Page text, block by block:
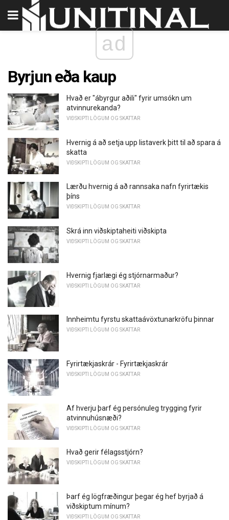
ad
Byrjun eða kaup
Hvað er "ábyrgur aðili" fyrir umsókn um
atvinnurekanda?
VIÐSKIPTI LÖGUM OG SKATTAR
Hvernig á að setja upp listaverk þitt til að spara á
skatta
VIÐSKIPTI LÖGUM OG SKATTAR
Lærðu hvernig á að rannsaka nafn fyrirtækis
þíns
VIÐSKIPTI LÖGUM OG SKATTAR
Skrá inn viðskiptaheiti viðskipta
VIÐSKIPTI LÖGUM OG SKATTAR
Hvernig fjarlægi ég stjórnarmaður?
VIÐSKIPTI LÖGUM OG SKATTAR
Innheimtu fyrstu skattaávöxtunarkröfu þinnar
VIÐSKIPTI LÖGUM OG SKATTAR
Fyrirtækjaskrár - Fyrirtækjaskrár
VIÐSKIPTI LÖGUM OG SKATTAR
Af hverju þarf ég persónuleg trygging fyrir
atvinnuhúsnæði?
VIÐSKIPTI LÖGUM OG SKATTAR
Hvað gerir félagsstjórn?
VIÐSKIPTI LÖGUM OG SKATTAR
Þarf ég lögfræðingur þegar ég hef byrjað á
viðskiptum mínum?
VIÐSKIPTI LÖGUM OG SKATTAR